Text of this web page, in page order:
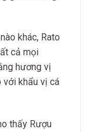
khác, Rato
cả mọi
hương vị
với khẩu vị cá
thấy Rượu